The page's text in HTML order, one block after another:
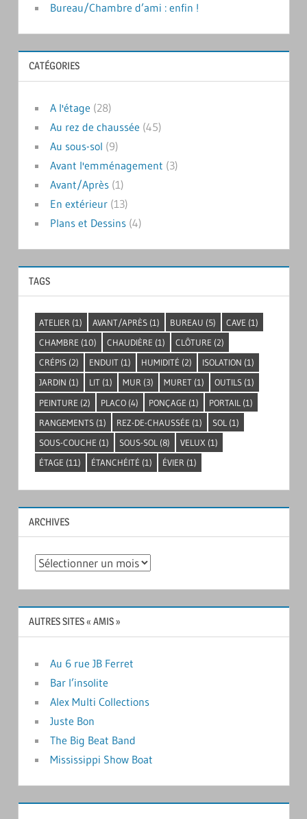
Bureau/Chambre d’ami : enfin !
CATÉGORIES
A l'étage (28)
Au rez de chaussée (45)
Au sous-sol (9)
Avant l'emménagement (3)
Avant/Après(1)
En extérieur(13)
Plans et Dessins(4)
TAGS
ATELIER (1) AVANT/APRÈS (1) BUREAU (5) CAVE (1)
CHAMBRE (10) CHAUDIÈRE (1) CLÔTURE (2)
CRÉPIS (2) ENDUIT (1) HUMIDITÉ (2) ISOLATION (1)
JARDIN (1) LIT (1) MUR (3) MURET (1) OUTILS (1)
PEINTURE (2) PLACO (4) PONÇAGE (1) PORTAIL (1)
RANGEMENTS (1) REZ-DE-CHAUSSÉE (1) SOL (1)
SOUS-COUCHE (1) SOUS-SOL (8) VELUX (1)
ÉTAGE (11) ÉTANCHÉITÉ (1) ÉVIER (1)
ARCHIVES
Archives
AUTRES SITES « AMIS »
Au 6 rue JB Ferret
Bar l’insolite
Alex Multi Collections
Juste Bon
The Big Beat Band
Mississippi Show Boat